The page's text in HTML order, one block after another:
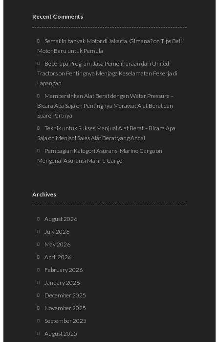
Recent Comments
Semakin banyak Motor di Jakarta, Gimana?onTips Beli
Motor Baru untuk Pemula
Beberapa Program Jasa Pemeliharaan dari United
Tractorson Pentingnya Menjaga Keselamatan Pekerja di
Lapangan
Membersihkan Alat Berat dengan Water Pressure –
Bicara Apa Saja on Pentingnya Merawat Alat Berat dan
Spare Partnya
Teknik untuk Sukses Menjual Alat Berat – Bicara Apa
Saja on Menjadi Sales Alat Berat yang Andal
Pembagian Kategori Asuransi Marine Cargoon
Mengenal Asuransi Marine Cargo
Archives
August 2026
July 2026
May 2026
April 2026
February 2026
January 2026
December 2025
November 2025
September 2025
August 2025